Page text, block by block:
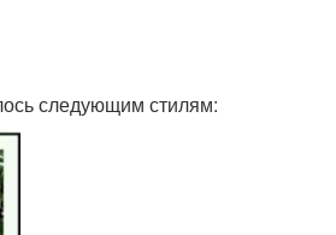
следующим стилям: